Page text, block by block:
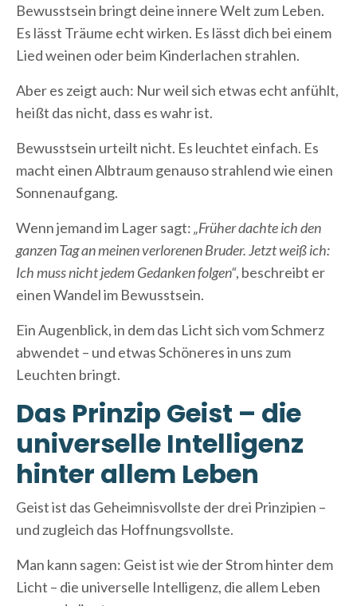
Bewusstsein bringt deine innere Welt zum Leben.
Es lässt Träume echt wirken. Es lässt dich bei einem
Lied weinen oder beim Kinderlachen strahlen.
Aber es zeigt auch: Nur weil sich etwas echt anfühlt,
heißt das nicht, dass es wahr ist.
Bewusstsein urteilt nicht. Es leuchtet einfach. Es
macht einen Albtraum genauso strahlend wie einen
Sonnenaufgang.
Wenn jemand im Lager sagt:„Früher dachte ich den
ganzen Tag an meinen verlorenen Bruder. Jetzt weiß ich:
Ich muss nicht jedem Gedanken folgen“, beschreibt er
einen Wandel im Bewusstsein.
Ein Augenblick, in dem das Licht sich vom Schmerz
abwendet – und etwas Schöneres in uns zum
Leuchten bringt.
Das Prinzip Geist – die
universelle Intelligenz
hinter allem Leben
Geist ist das Geheimnisvollste der drei Prinzipien –
und zugleich das Hoffnungsvollste.
Man kann sagen: Geist ist wie der Strom hinter dem
Licht – die universelle Intelligenz, die allem Leben